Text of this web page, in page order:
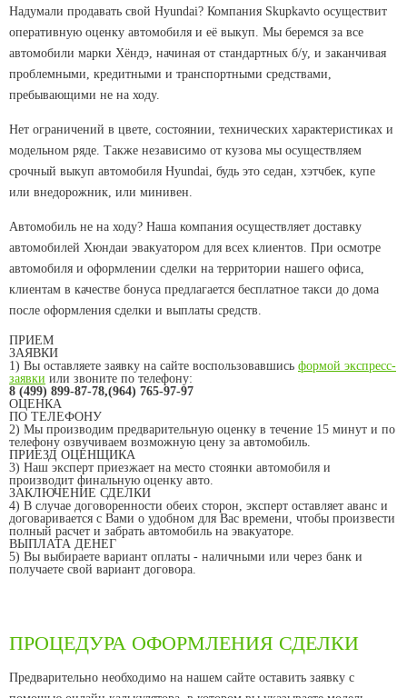
Надумали продавать свой Hyundai? Компания Skupkavto осуществит
оперативную оценку автомобиля и её выкуп. Мы беремся за все
автомобили марки Хёндэ, начиная от стандартных б/у, и заканчивая
проблемными, кредитными и транспортными средствами,
пребывающими не на ходу.
Нет ограничений в цвете, состоянии, технических характеристиках и
модельном ряде. Также независимо от кузова мы осуществляем
срочный выкуп автомобиля Hyundai, будь это седан, хэтчбек, купе
или внедорожник, или минивен.
Автомобиль не на ходу? Наша компания осуществляет доставку
автомобилей Хюндаи эвакуатором для всех клиентов. При осмотре
автомобиля и оформлении сделки на территории нашего офиса,
клиентам в качестве бонуса предлагается бесплатное такси до дома
после оформления сделки и выплаты средств.
ПРИЕМ
ЗАЯВКИ
1) Вы оставляете заявку на сайте воспользовавшись формой экспресс-
заявки или звоните по телефону:
8 (499) 899-87-78,(964) 765-97-97
ОЦЕНКА
ПО ТЕЛЕФОНУ
2) Мы производим предварительную оценку в течение 15 минут и по
телефону озвучиваем возможную цену за автомобиль.
ПРИЕЗД ОЦЕНЩИКА
3) Наш эксперт приезжает на место стоянки автомобиля и
производит финальную оценку авто.
ЗАКЛЮЧЕНИЕ СДЕЛКИ
4) В случае договоренности обеих сторон, эксперт оставляет аванс и
договаривается с Вами о удобном для Вас времени, чтобы произвести
полный расчет и забрать автомобиль на эвакуаторе.
ВЫПЛАТА ДЕНЕГ
5) Вы выбираете вариант оплаты - наличными или через банк и
получаете свой вариант договора.
ПРОЦЕДУРА ОФОРМЛЕНИЯ СДЕЛКИ
Предварительно необходимо на нашем сайте оставить заявку с